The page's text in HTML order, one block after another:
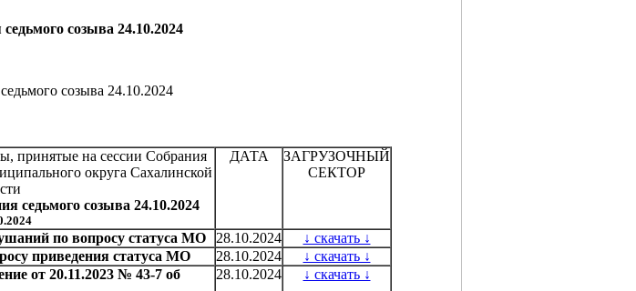
созыва 24.10.2024
созыва 24.10.2024
принятые на сессии Собрания
округа Сахалинской
седьмого созыва 24.10.2024
ДАТА
ЗАГРУЗОЧНЫЙ
СЕКТОР
по вопросу статуса МО 28.10.2024
↓ скачать ↓
приведения статуса МО
28.10.2024
↓ скачать ↓
от 20.11.2023 № 43-7 об
28.10.2024 ↓ скачать ↓